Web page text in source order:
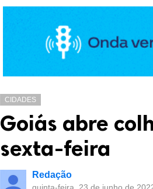
CIDADES
Goiás abre
sexta-feira
Redação